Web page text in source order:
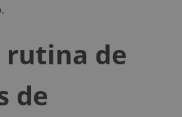
rutina de
de